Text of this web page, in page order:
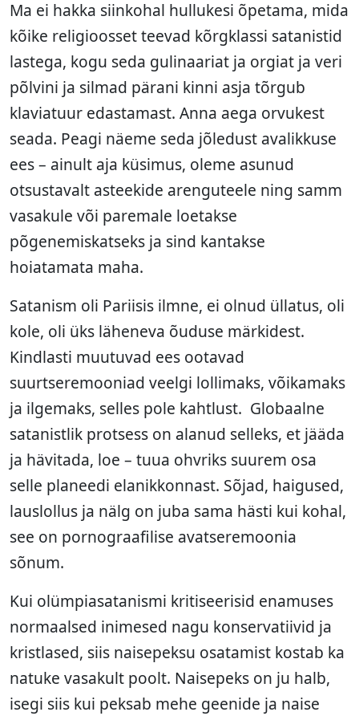
Ma ei hakka siinkohal hullukesi õpetama, mida
kõike religioosset teevad kõrgklassi satanistid
lastega, kogu seda gulinaariat ja orgiat ja veri
põlvini ja silmad pärani kinni asja tõrgub
klaviatuur edastamast. Anna aega orvukest
seada. Peagi näeme seda jõledust avalikkuse
ees – ainult aja küsimus, oleme asunud
otsustavalt asteekide arenguteele ning samm
vasakule või paremale loetakse
põgenemiskatseks ja sind kantakse
hoiatamata maha.
Satanism oli Pariisis ilmne, ei olnud üllatus, oli
kole, oli üks läheneva õuduse märkidest.
Kindlasti muutuvad ees ootavad
suurtseremooniad veelgi lollimaks, võikamaks
ja ilgemaks, selles pole kahtlust. Globaalne
satanistlik protsess on alanud selleks, et jääda
ja hävitada, loe – tuua ohvriks suurem osa
selle planeedi elanikkonnast. Sõjad, haigused,
lauslollus ja nälg on juba sama hästi kui kohal,
see on pornograafilise avatseremoonia
sõnum.
Kui olümpiasatanismi kritiseerisid enamuses
normaalsed inimesed nagu konservatiivid ja
kristlased, siis naisepeksu osatamist kostab ka
natuke vasakult poolt. Naisepeks on ju halb,
isegi siis kui peksab mehe geenide ja naise